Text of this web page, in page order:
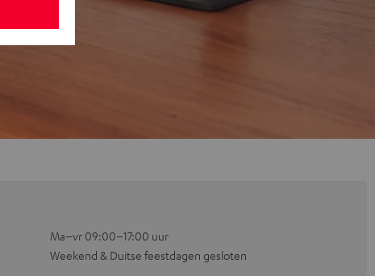
Ma–vr 09:00–17:00 uur
Weekend & Duitse feestdagen gesloten